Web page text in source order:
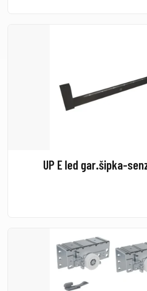
UP E led gar.šipka-